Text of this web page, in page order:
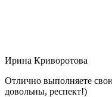
Ирина Криворотова
Отлично выполняете
довольны, респект!)